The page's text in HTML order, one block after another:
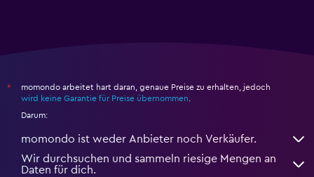
*
momondo arbeitet hart daran, genaue Preise zu erhalten, jedoch
wird keine Garantie für Preise übernommen.
Darum:
momondo ist weder Anbieter noch Verkäufer.
Wir durchsuchen und sammeln riesige Mengen an
Daten für dich.